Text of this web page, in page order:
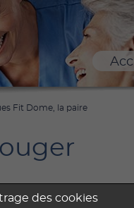
Fit Dome, la paire
des cookies